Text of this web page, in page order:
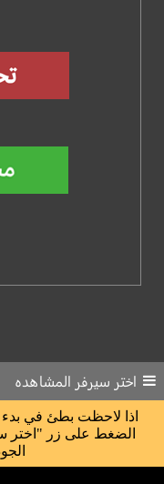
اختر سيرفر المشاهده
اذا لاحظت بطئ في
الضغط على زر "اختر